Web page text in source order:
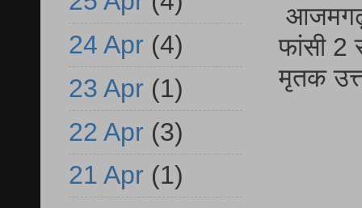
आजमगढ़
फांसी 2
मृतक
24 Apr (4)
23 Apr (1)
22 Apr (3)
21 Apr (1)